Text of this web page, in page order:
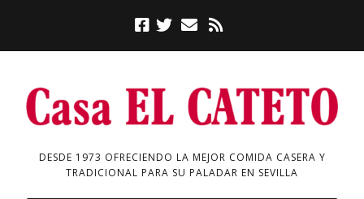
DESDE 1973 OFRECIENDO LA MEJOR COMIDA CASERA Y
TRADICIONAL PARA SU PALADAR EN SEVILLA